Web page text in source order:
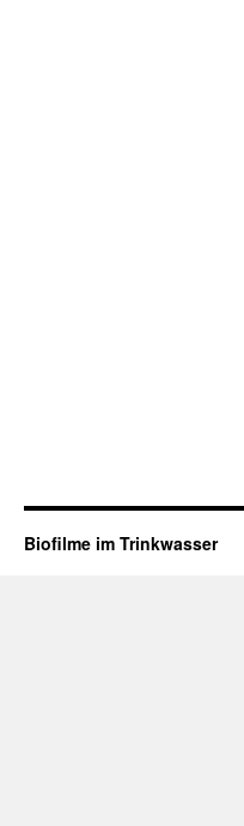
Biofilme im Trinkwasser